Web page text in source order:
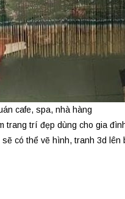
cafe, spa, nhà hàng
trang trí đẹp dùng cho gia
có thể vẽ hình, tranh 3d